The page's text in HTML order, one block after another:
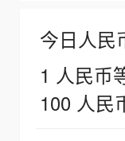
今日人民
1 人民币
100 人民